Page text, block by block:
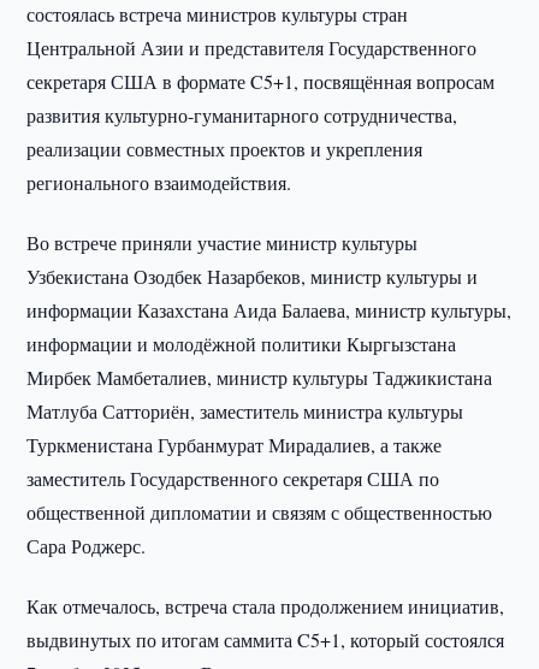
состоялась встреча министров культуры стран
Центральной Азии и представителя Государственного
секретаря США в формате C5+1, посвящённая вопросам
развития культурно-гуманитарного сотрудничества,
реализации совместных проектов и укрепления
регионального взаимодействия.
Во встрече приняли участие министр культуры
Узбекистана Озодбек Назарбеков, министр культуры и
информации Казахстана Аида Балаева, министр культуры,
информации и молодёжной политики Кыргызстана
Мирбек Мамбеталиев, министр культуры Таджикистана
Матлуба Сатториён, заместитель министра культуры
Туркменистана Гурбанмурат Мирадалиев, а также
заместитель Государственного секретаря США по
общественной дипломатии и связям с общественностью
Сара Роджерс.
Как отмечалось, встреча стала продолжением инициатив,
выдвинутых по итогам саммита C5+1, который состоялся